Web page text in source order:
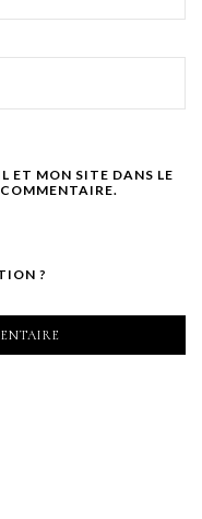
ET MON SITE DANS LE
?